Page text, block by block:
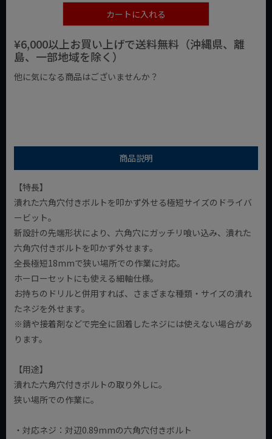
カートに入れる
¥6,000以上お買い上げで送料無料（沖縄県、離
島、一部地域を除く）
他に気になる商品はございませんか？
商品説明
【特長】
潰れた六角穴付きボルトを叩かず外せる極短サイズのドライバ
ービット。
新設計の先端形状により、六角穴にガッチリ喰い込み、潰れた
六角穴付きボルトを叩かず外せます。
全長極短18mmで狭い場所での作業に対応。
ホーローセットにも使える細軸仕様。
お持ちのドリルと併用すれば、さまざまな種類・サイズの潰れ
たネジを外せます。
※錆や接着剤などで完全に固着したネジには使えない場合があ
ります。
【用途】
潰れた六角穴付きボルトの取り外しに。
狭い場所での作業に。
・対応ネジ：対辺0.89mmの六角穴付きボルト